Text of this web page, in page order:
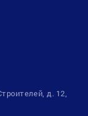
д. 12,